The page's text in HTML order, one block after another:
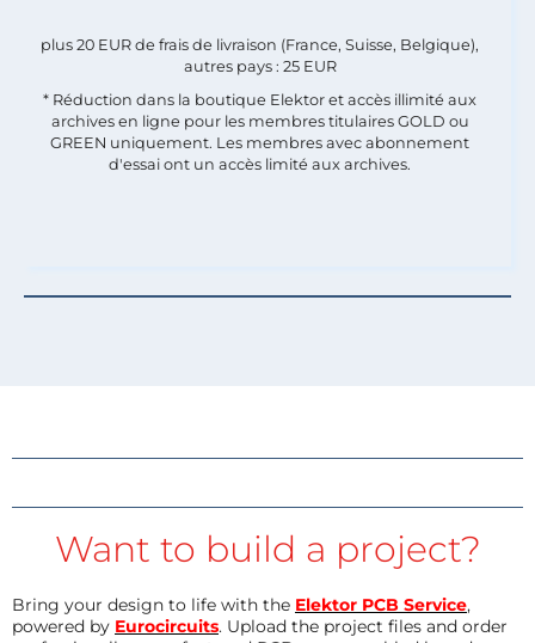
plus 20 EUR de frais de livraison (France, Suisse, Belgique),
autres pays : 25 EUR
* Réduction dans la boutique Elektor et accès illimité aux
archives en ligne pour les membres titulaires GOLD ou
GREEN uniquement. Les membres avec abonnement
d'essai ont un accès limité aux archives.
Want to build a project?
Bring your design to life with the Elektor PCB Service,
powered by Eurocircuits. Upload the project files and order